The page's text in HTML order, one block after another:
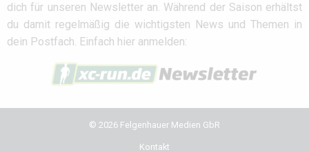
dich für unseren Newsletter an. Während der Saison erhältst
du damit regelmäßig die wichtigsten News und Themen in
dein Postfach. Einfach hier anmelden:
© 2026 Felgenhauer Medien GbR
Kontakt